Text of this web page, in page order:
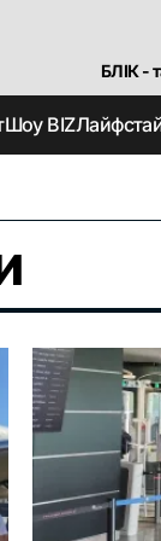
БЛІК -
Шоу BIZ